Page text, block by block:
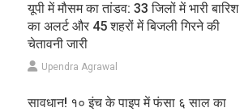
यूपी में मौसम का तांडव: 33 जिलों में भारी बारिश
का अलर्ट और 45 शहरों में बिजली गिरने की
चेतावनी जारी
Upendra Agrawal
सावधान! १० इंच के पाइप में फंसा ६ साल का